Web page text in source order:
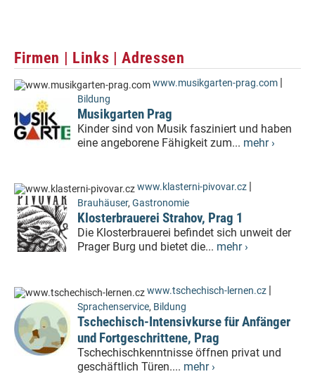
Firmen | Links | Adressen
www.musikgarten-prag.com |
Bildung
Musikgarten Prag
Kinder sind von Musik fasziniert und haben
eine angeborene Fähigkeit zum... mehr ›
www.klasterni-pivovar.cz |
Brauhäuser, Gastronomie
Klosterbrauerei Strahov, Prag 1
Die Klosterbrauerei befindet sich unweit der
Prager Burg und bietet die... mehr ›
www.tschechisch-lernen.cz |
Sprachenservice, Bildung
Tschechisch-Intensivkurse für Anfänger
und Fortgeschrittene, Prag
Tschechischkenntnisse öffnen privat und
geschäftlich Türen.... mehr ›